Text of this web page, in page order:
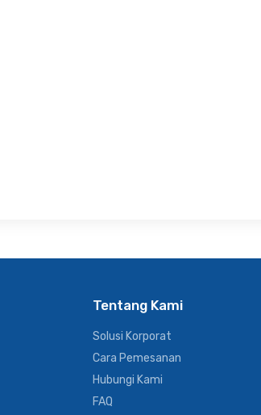
Tentang Kami
Solusi Korporat
Cara Pemesanan
Hubungi Kami
FAQ